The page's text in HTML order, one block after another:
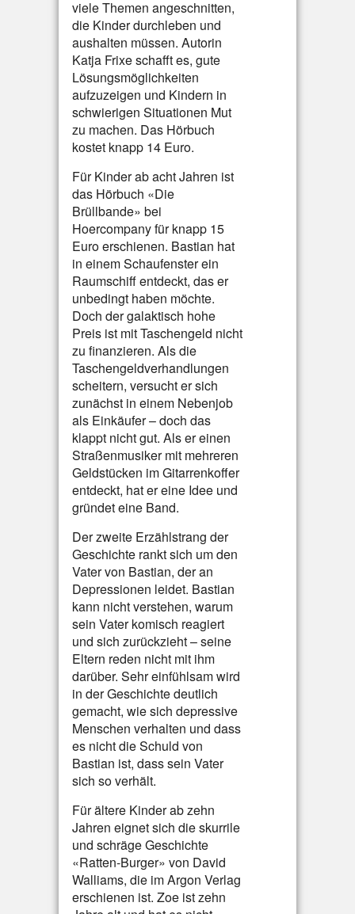
viele Themen angeschnitten,
die Kinder durchleben und
aushalten müssen. Autorin
Katja Frixe schafft es, gute
Lösungsmöglichkeiten
aufzuzeigen und Kindern in
schwierigen Situationen Mut
zu machen. Das Hörbuch
kostet knapp 14 Euro.
Für Kinder ab acht Jahren ist
das Hörbuch «Die
Brüllbande» bei
Hoercompany für knapp 15
Euro erschienen. Bastian hat
in einem Schaufenster ein
Raumschiff entdeckt, das er
unbedingt haben möchte.
Doch der galaktisch hohe
Preis ist mit Taschengeld nicht
zu finanzieren. Als die
Taschengeldverhandlungen
scheitern, versucht er sich
zunächst in einem Nebenjob
als Einkäufer – doch das
klappt nicht gut. Als er einen
Straßenmusiker mit mehreren
Geldstücken im Gitarrenkoffer
entdeckt, hat er eine Idee und
gründet eine Band.
Der zweite Erzählstrang der
Geschichte rankt sich um den
Vater von Bastian, der an
Depressionen leidet. Bastian
kann nicht verstehen, warum
sein Vater komisch reagiert
und sich zurückzieht – seine
Eltern reden nicht mit ihm
darüber. Sehr einfühlsam wird
in der Geschichte deutlich
gemacht, wie sich depressive
Menschen verhalten und dass
es nicht die Schuld von
Bastian ist, dass sein Vater
sich so verhält.
Für ältere Kinder ab zehn
Jahren eignet sich die skurrile
und schräge Geschichte
«Ratten-Burger» von David
Walliams, die im Argon Verlag
erschienen ist. Zoe ist zehn